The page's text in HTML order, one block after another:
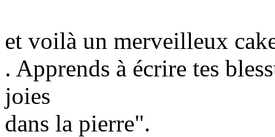
et voilà un merveilleux
. Apprends à écrire tes
joies
dans la pierre".